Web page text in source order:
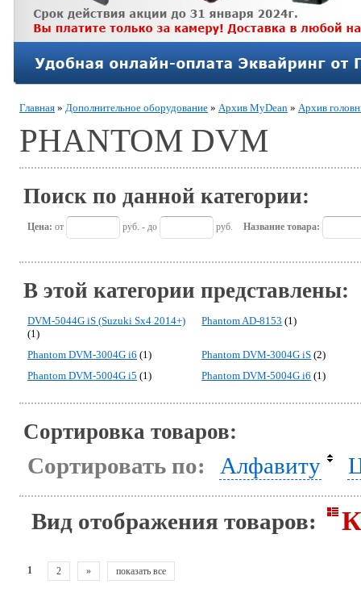
Главная » Дополнительное оборудование » Архив MyDean » Архив
PHANTOM DVM
Поиск по данной категории:
Цена: от руб. - до руб. Название товара:
В этой категории представлены:
DVM-5044G iS (Suzuki Sx4 2014+)
(1)
Phantom AD-8153 (1)
Phantom DVM-3004G i6 (1) Phantom DVM-3004G iS (2)
Phantom DVM-5004G i5 (1) Phantom DVM-5004G i6 (1)
Сортировка товаров:
Сортировать по: Алфавиту
Вид отображения товаров:
1 2 » показать все